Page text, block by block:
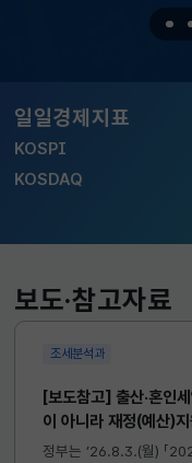
일일경제지표
KOSPI
KOSDAQ
국고채(3년)
보도·참고자료
조세분석과
[보도참고] 출산·혼인
이 아니라 재정(예산)
정부는 ’26.8.3.(월) 「